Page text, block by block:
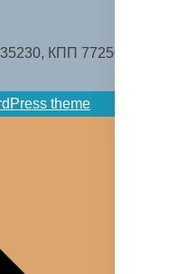
КПП 772501001.
theme